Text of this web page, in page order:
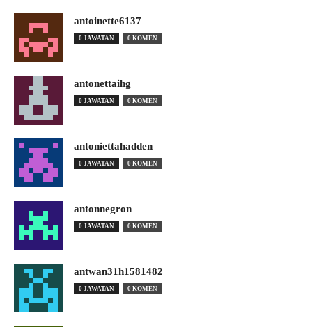
antoinette6137
0 JAWATAN 0 KOMEN
antonettaihg
0 JAWATAN 0 KOMEN
antoniettahadden
0 JAWATAN 0 KOMEN
antonnegron
0 JAWATAN 0 KOMEN
antwan31h1581482
0 JAWATAN 0 KOMEN